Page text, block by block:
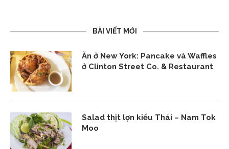
BÀI VIẾT MỚI
Ăn ở New York: Pancake và Waffles
ở Clinton Street Co. & Restaurant
Salad thịt lợn kiểu Thái – Nam Tok
Moo